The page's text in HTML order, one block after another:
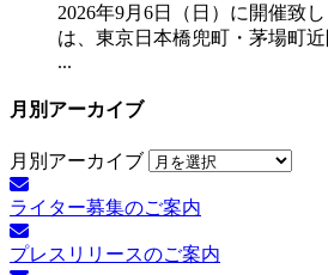
2026年9月6日（日）に開催致
は、東京日本橋兜町・茅場町
...
月別アーカイブ
月別アーカイブ
ライター募集のご案内
プレスリリースのご案内